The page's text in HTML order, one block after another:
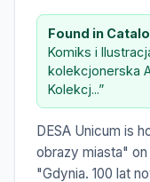
Found in
Komiks i
kolekcjonerska
Kolekcj...”
DESA Unicum is
obrazy miasta"
"Gdynia. 100 lat